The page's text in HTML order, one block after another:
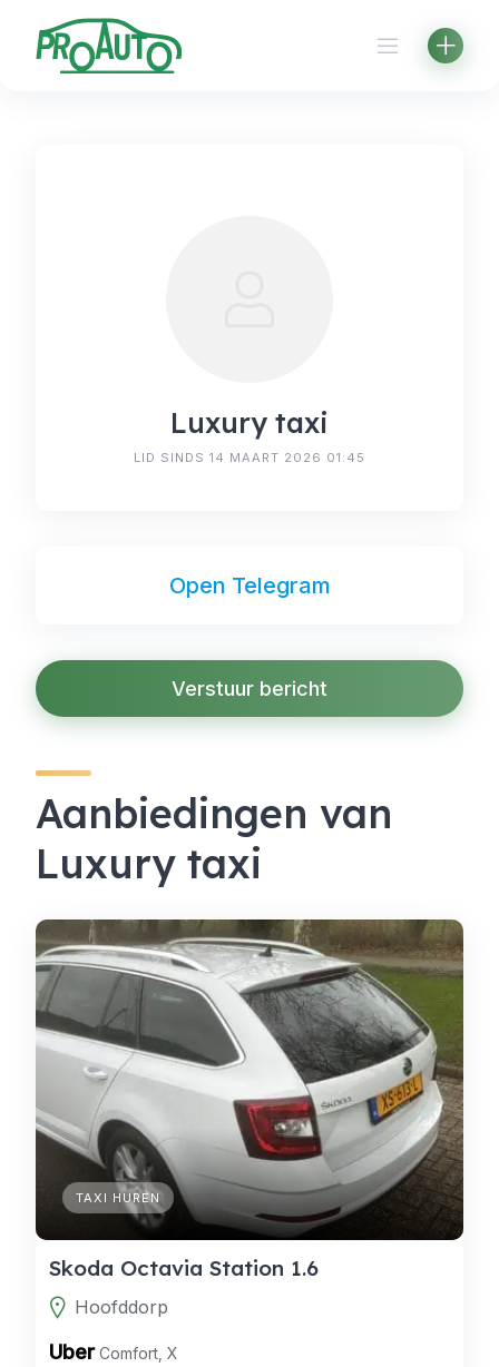
content
Luxury taxi
LID SINDS 14 MAART 2026 01:45
Open Telegram
Verstuur bericht
Aanbiedingen van
Luxury taxi
TAXI HUREN
Skoda Octavia Station 1.6
Hoofddorp
UberComfort, X